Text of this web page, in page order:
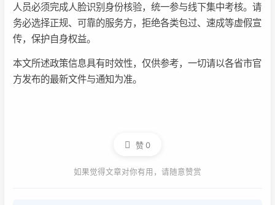
人员必须完成人脸识别身份核验，统一参与线下集中考核。请
务必选择正规、可靠的服务方，拒绝各类包过、速成等虚假宣
传，保护自身权益。
本文所述政策信息具有时效性，仅供参考，一切请以各省市官
方发布的最新文件与通知为准。
赞0
如果觉得文章对你有用，请随意赞赏